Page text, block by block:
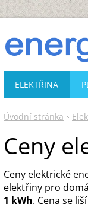
Úvodní stránka
Ceny
Ceny elektrické
elektřiny pro
1 kWh. Cena se
ELEKTŘINA